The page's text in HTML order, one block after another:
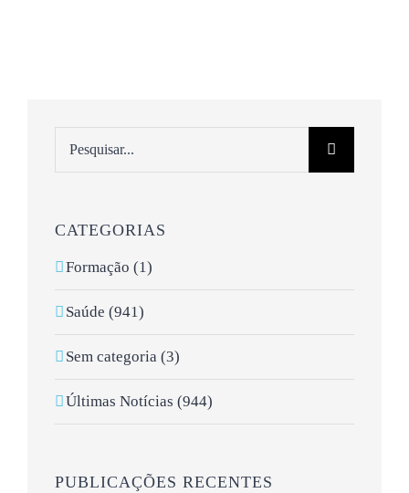
CATEGORIAS
Formação (1)
Saúde (941)
Sem categoria (3)
Últimas Notícias (944)
PUBLICAÇÕES RECENTES